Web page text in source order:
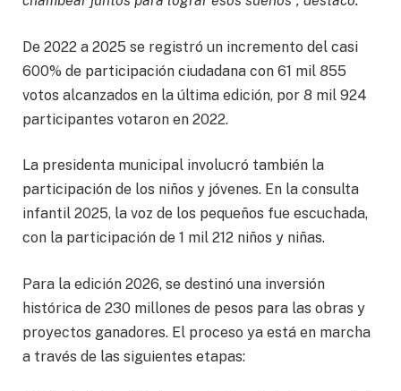
De 2022 a 2025 se registró un incremento del casi
600% de participación ciudadana con 61 mil 855
votos alcanzados en la última edición, por 8 mil 924
participantes votaron en 2022.
La presidenta municipal involucró también la
participación de los niños y jóvenes. En la consulta
infantil 2025, la voz de los pequeños fue escuchada,
con la participación de 1 mil 212 niños y niñas.
Para la edición 2026, se destinó una inversión
histórica de 230 millones de pesos para las obras y
proyectos ganadores. El proceso ya está en marcha
a través de las siguientes etapas: